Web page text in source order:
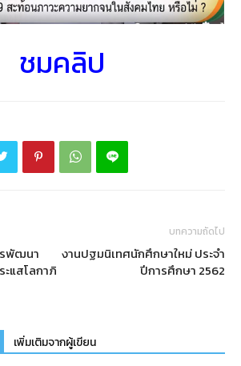
ชมคลิป
พัฒนา
ะแสโลกาภิ
บทความถัดไป
งานปฐมนิเทศนักศึกษาใหม่ ประจำ
ปีการศึกษา 2562
เพิ่มเติมจากผู้เขียน